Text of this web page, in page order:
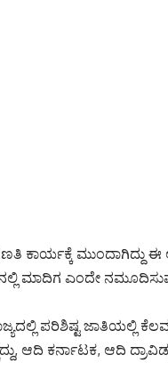
ಕಾರ್ಯಕ್ಕೆ ಮುಂದಾಗಿದ್ದು
ಮಾದಿಗ ಎಂದೇ
ಪರಿಶಿಷ್ಟ ಜಾತಿಯಲ್ಲಿ
ಆದಿ ಕರ್ನಾಟಕ, ಆದಿ